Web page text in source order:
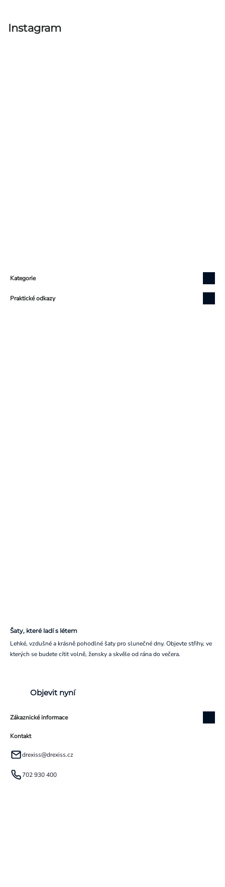
Instagram
Kategorie
Praktické odkazy
Šaty, které ladí s létem
Lehké, vzdušné a krásně pohodlné šaty pro slunečné dny. Objevte střihy, ve
kterých se budete cítit volně, žensky a skvěle od rána do večera.
Objevit nyní
Zákaznické informace
Kontakt
drexiss@drexiss.cz
702 930 400